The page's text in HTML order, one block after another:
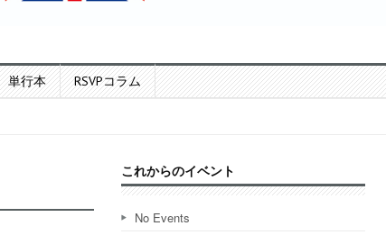
単行本 RSVPコラム
これからのイベント
No Events